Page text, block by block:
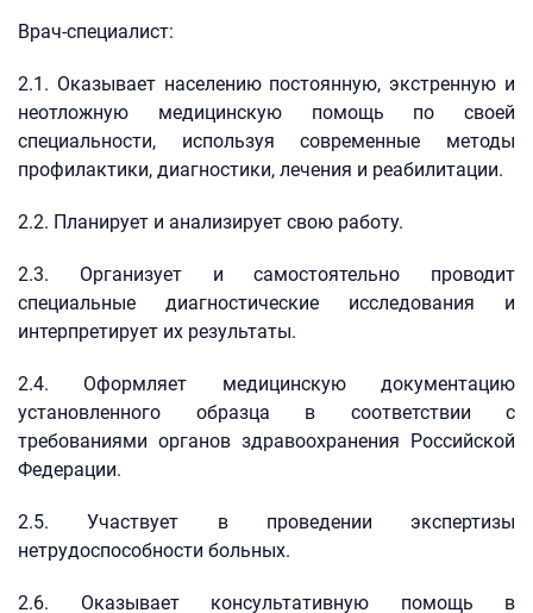
Врач-специалист:
2.1. Оказывает населению постоянную, экстренную и
неотложную медицинскую помощь по своей
специальности, используя современные методы
профилактики, диагностики, лечения и реабилитации.
2.2. Планирует и анализирует свою работу.
2.3. Организует и самостоятельно проводит
специальные диагностические исследования и
интерпретирует их результаты.
2.4. Оформляет медицинскую документацию
установленного образца в соответствии с
требованиями органов здравоохранения Российской
Федерации.
2.5. Участвует в проведении экспертизы
нетрудоспособности больных.
2.6. Оказывает консультативную помощь в